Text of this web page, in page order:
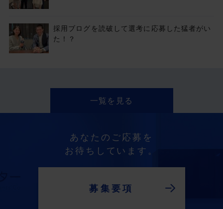
採用ブログを読破して選考に応募した猛者がい
た！？
一覧を見る
あなたのご応募を
お待ちしています。
募集要項